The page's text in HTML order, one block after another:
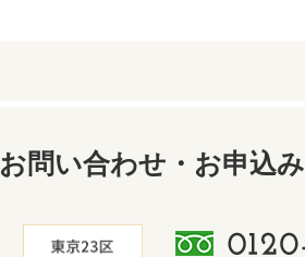
お問い合わせ・お申込み